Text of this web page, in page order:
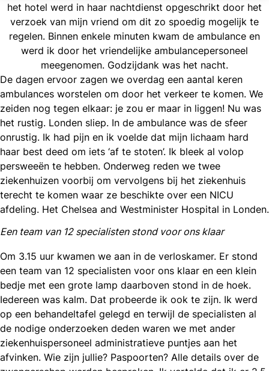
het hotel werd in haar nachtdienst opgeschrikt door het
verzoek van mijn vriend om dit zo spoedig mogelijk te
regelen. Binnen enkele minuten kwam de ambulance en
werd ik door het vriendelijke ambulancepersoneel
meegenomen. Godzijdank was het nacht.
De dagen ervoor zagen we overdag een aantal keren
ambulances worstelen om door het verkeer te komen. We
zeiden nog tegen elkaar: je zou er maar in liggen! Nu was
het rustig. Londen sliep. In de ambulance was de sfeer
onrustig. Ik had pijn en ik voelde dat mijn lichaam hard
haar best deed om iets ‘af te stoten’. Ik bleek al volop
persweeën te hebben. Onderweg reden we twee
ziekenhuizen voorbij om vervolgens bij het ziekenhuis
terecht te komen waar ze beschikte over een NICU
afdeling. Het Chelsea and Westminister Hospital in Londen.
Een team van 12 specialisten stond voor ons klaar
Om 3.15 uur kwamen we aan in de verloskamer. Er stond
een team van 12 specialisten voor ons klaar en een klein
bedje met een grote lamp daarboven stond in de hoek.
Iedereen was kalm. Dat probeerde ik ook te zijn. Ik werd
op een behandeltafel gelegd en terwijl de specialisten al
de nodige onderzoeken deden waren we met ander
ziekenhuispersoneel administratieve puntjes aan het
afvinken. Wie zijn jullie? Paspoorten? Alle details over de